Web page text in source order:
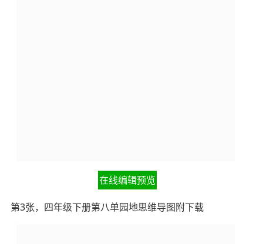
在线编辑预览
第3张，四年级下册第八单园地思维导图附下载